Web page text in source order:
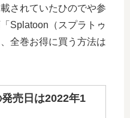
されていたひのでや参
Splatoon（スプラトゥ
全巻お得に買う方法は
売日は2022年1